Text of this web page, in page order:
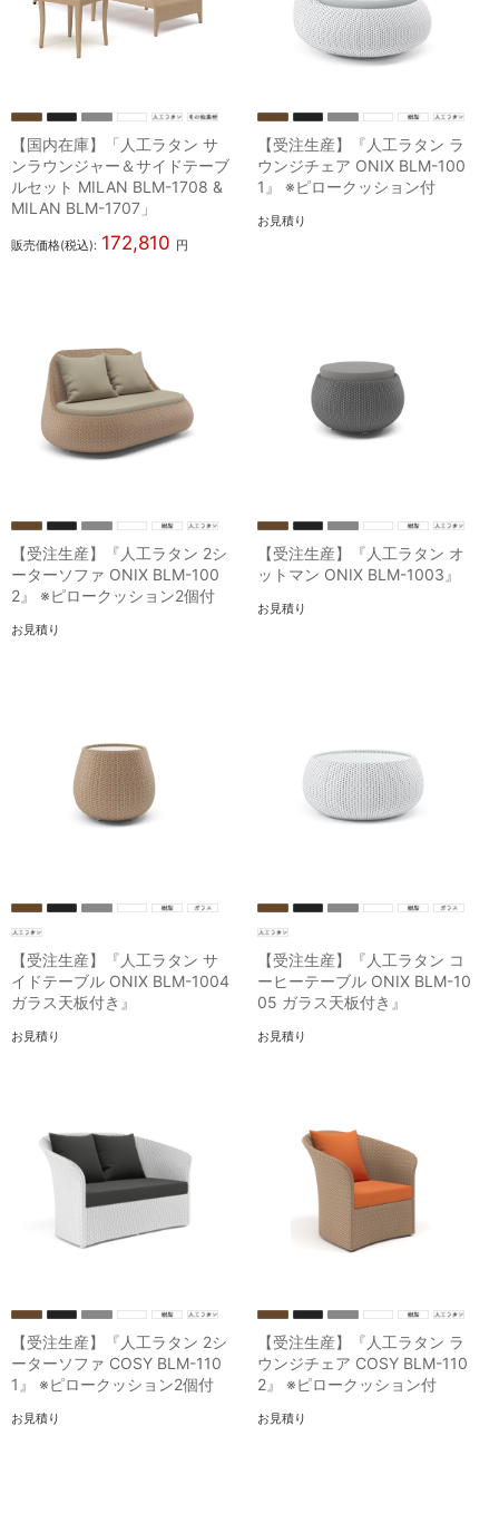
【国内在庫】「人工ラタン サ
ンラウンジャー＆サイドテーブ
ルセット MILAN BLM-1708 &
MILAN BLM-1707」
販売価格(税込): 172,810 円
【受注生産】『人工ラタン ラ
ウンジチェア ONIX BLM-100
1』 ※ピロークッション付
お見積り
【受注生産】『人工ラタン 2シ
ーターソファ ONIX BLM-100
2』 ※ピロークッション2個付
お見積り
【受注生産】『人工ラタン オ
ットマン ONIX BLM-1003』
お見積り
【受注生産】『人工ラタン サ
イドテーブル ONIX BLM-1004
ガラス天板付き』
お見積り
【受注生産】『人工ラタン コ
ーヒーテーブル ONIX BLM-10
05 ガラス天板付き』
お見積り
【受注生産】『人工ラタン 2シ
ーターソファ COSY BLM-110
1』 ※ピロークッション2個付
お見積り
【受注生産】『人工ラタン ラ
ウンジチェア COSY BLM-110
2』 ※ピロークッション付
お見積り